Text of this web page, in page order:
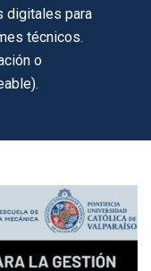
digitales para
técnicos.
o